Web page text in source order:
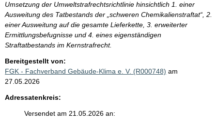
Umsetzung der Umweltstrafrechtsrichtlinie hinsichtlich 1. einer
Ausweitung des Tatbestands der „schweren Chemikalienstraftat“, 2.
einer Ausweitung auf die gesamte Lieferkette, 3. erweiterter
Ermittlungsbefugnisse und 4. eines eigenständigen
Straftatbestands im Kernstrafrecht.
Bereitgestellt von:
FGK - Fachverband Gebäude-Klima e. V. (R000748) am
27.05.2026
Adressatenkreis:
Versendet am 21.05.2026 an: